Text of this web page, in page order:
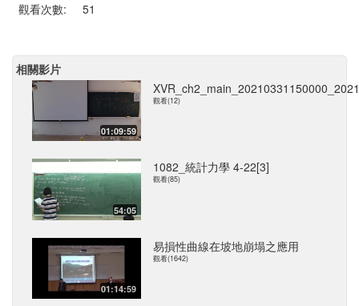
觀看次數:
51
相關影片
01:09:59
觀看(12)
54:05
1082_統計力學 4-22[3]
觀看(85)
01:14:59
易損性曲線在坡地崩塌之應用
觀看(1642)